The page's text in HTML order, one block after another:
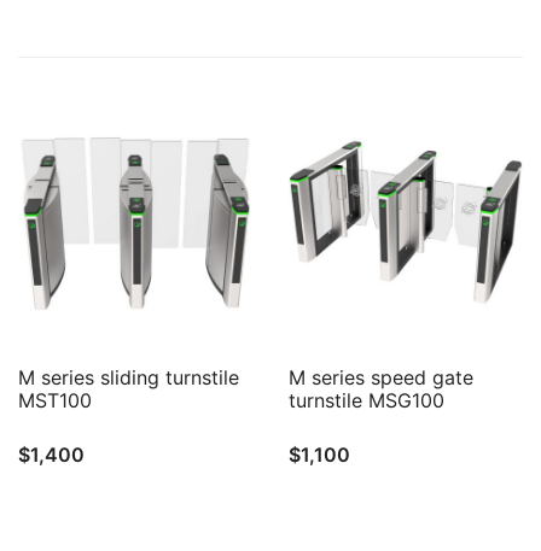
M series sliding turnstile
MST100
$1,400
M series speed gate
turnstile MSG100
$1,100